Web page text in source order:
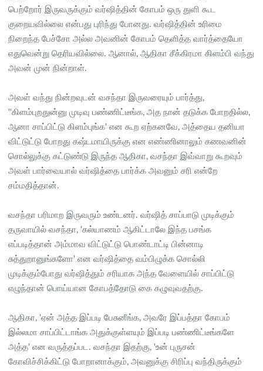
பெற்றோர் இருவருக்கும் வர்ஷித்தின் கோபம் ஒரு துளி கூட
குறையவில்லை என்பது புரிந்து போனது. வர்ஷித்தின் உரிமை
நிறைந்த பேச்சோ அல்ல அவனின் கோபம் தெளித்த வார்த்தையோ
எதுவென்று தெரியவில்லை. ஆனால், ஆதிகா சீக்கிரமா கிளம்பி வந்து
அவன் முன் நின்றாள்.
அவள் வந்து நின்றவுடன் வசந்தா இருவரையும் பார்த்து,
''கிளம்புறதுன்னு முடிவு பண்ணிட்டீங்க, அத நான் தடுக்க போறதில்ல,
ஆனா சாப்பிட்டு கிளம்புங்க' என கூற ஏற்கனவே, அத்தைய தனியா
விட்டுட்டு போறது கஷ்டமாயிருக்கு என எண்ணினாலும் கணவனின்
சொல்லுக்கு கட்டுண்டு இருந்த ஆதிகா, வசந்தா இவ்வாறு கூறவும்
அவள் பார்வையால் வர்ஷித்தை பார்க்க அவனும் சரி என்றே
சம்மதித்தான்.
வசந்தா பரிமாற இருவரும் உண்டனர். வர்ஷித் சாப்பாடு முடிக்கும்
தருவாயில் வசந்தா, 'கல்யாணம் ஆகிட்டாலே இந்த பசங்க
எப்படித்தான் அம்மாவ விட்டுட்டு பொண்டாட்டி பின்னாடி
சுத்துறானுங்களோ' என வர்ஷித்தை வம்பிழுக்க சொல்லி
முடிக்கும்போது வர்ஷித்தும் சரியாக அந்த வேளையில் சாப்பிட்டு
எழுந்தான் பொய்யான கோபத்தோடு கை கழுவுவதற்கு.
ஆதிகா, 'ஏன் அத்த இப்படி பேசுனீங்க, அவரே இப்பத்தா கோபம்
இல்லமா சாப்பிட்டாங்க அதுக்குள்ளயும் இப்படி பண்ணிட்டீங்களே
அத்த' என வருத்தப்பட. வசந்தா இதற்கு, 'உன் புருசன்
கோவிச்சிக்கிட்டு போறானாக்கும், அவனுக்கு சிரிப்பு வந்திருக்கும்